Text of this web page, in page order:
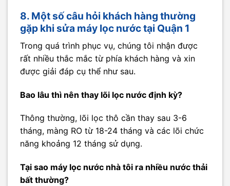
8. Một số câu hỏi khách hàng thường
gặp khi sửa máy lọc nước tại Quận 1
Trong quá trình phục vụ, chúng tôi nhận được
rất nhiều thắc mắc từ phía khách hàng và xin
được giải đáp cụ thể như sau.
Bao lâu thì nên thay lõi lọc nước định kỳ?
Thông thường, lõi lọc thô cần thay sau 3-6
tháng, màng RO từ 18-24 tháng và các lõi chức
năng khoảng 12 tháng sử dụng.
Tại sao máy lọc nước nhà tôi ra nhiều nước thải
bất thường?